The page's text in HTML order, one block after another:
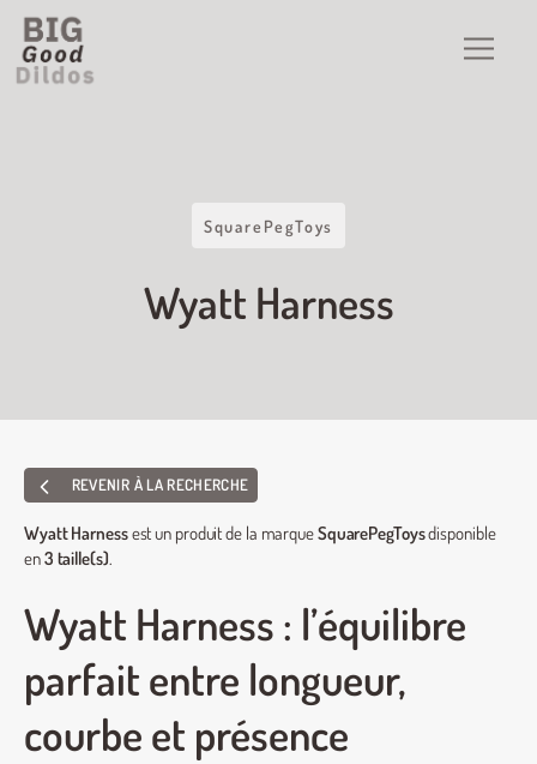
SquarePegToys
Wyatt Harness
REVENIR À LA RECHERCHE
Wyatt Harnessest un produit de la marqueSquarePegToysdisponible
en3 taille(s).
Wyatt Harness : l’équilibre
parfait entre longueur,
courbe et présence